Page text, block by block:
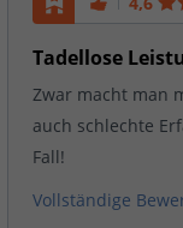
Tadellose
Zwar macht man
auch schlechte
Fall!
Vollständige